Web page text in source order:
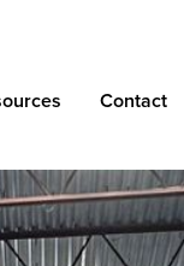
Contact